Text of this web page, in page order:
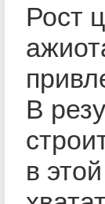
Рост
В
в